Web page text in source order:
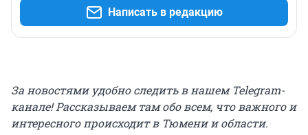
Написать в редакцию
За новостями удобно следить в нашем Telegram-
канале! Рассказываем там обо всем, что важного и
интересного происходит в Тюмени и области.